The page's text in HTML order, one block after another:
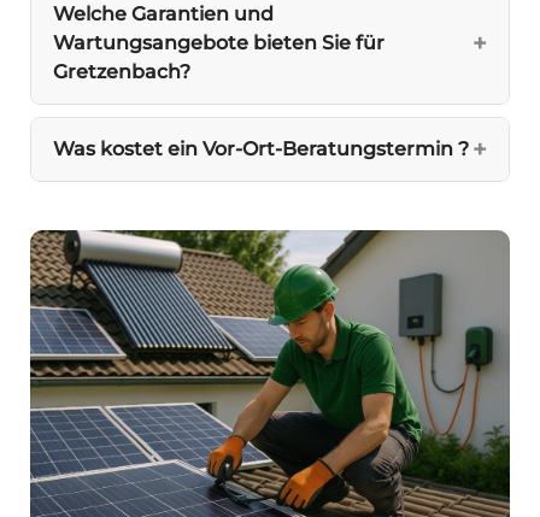
Welche Garantien und
Wartungsangebote bieten Sie für
Gretzenbach?
Was kostet ein Vor-Ort-Beratungstermin ?